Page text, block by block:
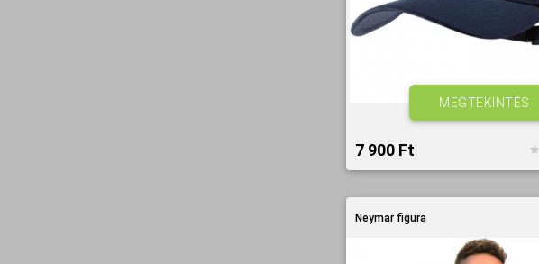
7 900 Ft‎
MEGTEKINTÉS
Neymar figura